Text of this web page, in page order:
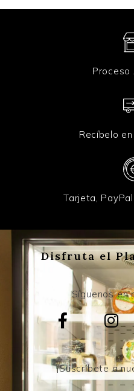
Proceso
Recíbelo
Tarjeta,
Disfruta el
Síguenos en
¡Suscríbete a